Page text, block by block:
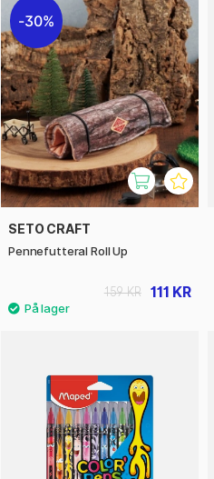
30%
SETO CRAFT
Pennefutteral Roll Up
111 KR
159 KR